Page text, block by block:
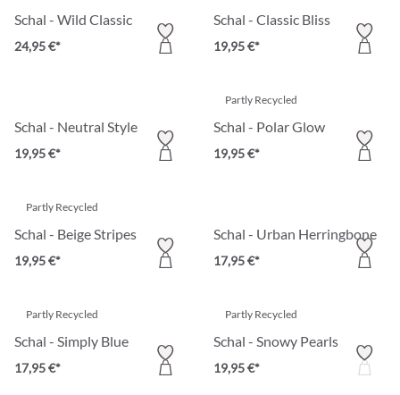
Schal - Wild Classic
24,95 €*
Schal - Classic Bliss
19,95 €*
Schal - Neutral Style
19,95 €*
Partly Recycled
Schal - Polar Glow
19,95 €*
Partly Recycled
Schal - Beige Stripes
19,95 €*
Schal - Urban Herringbone
17,95 €*
Partly Recycled
Schal - Simply Blue
17,95 €*
Partly Recycled
Schal - Snowy Pearls
19,95 €*